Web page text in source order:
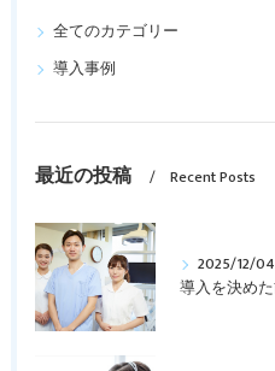
全てのカテゴリー
導入事例
最近の投稿 Recent Posts
2025/12/04